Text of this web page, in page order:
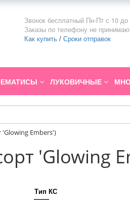
Звонок бесплатный Пн-Пт с 10 до
Заказы по телефону не
Как купить / Сроки отправок
ЛУКОВИЧНЫЕ
'Glowing Embers')
'Glowing
Тип КС